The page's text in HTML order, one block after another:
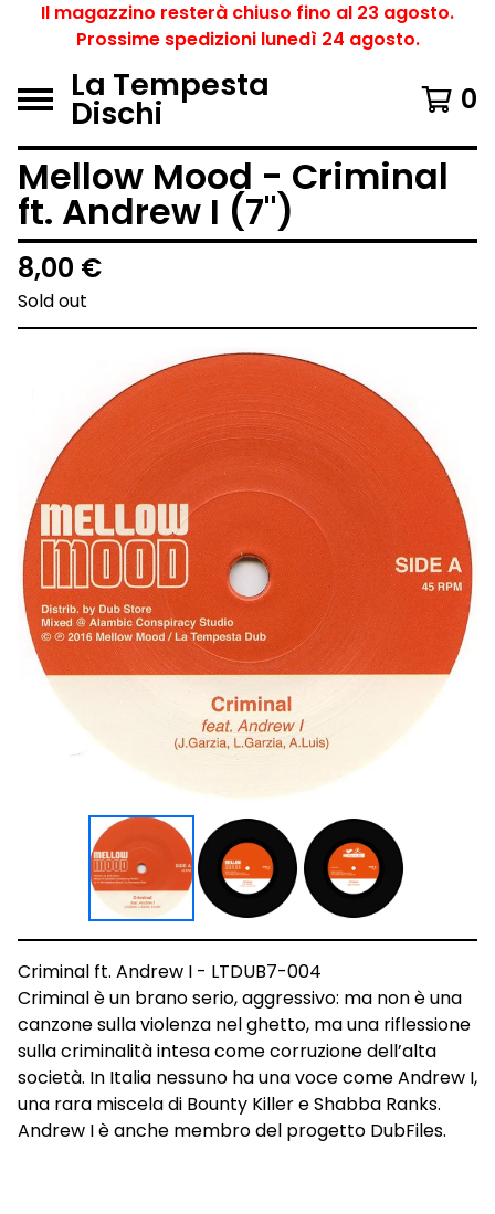
Il magazzino resterà chiuso fino al 23 agosto.
Prossime spedizioni lunedì 24 agosto.
La Tempesta
Dischi 0
Mellow Mood - Criminal
ft. Andrew I (7")
8,00 €
Sold out
Criminal ft. Andrew I - LTDUB7-004
Criminal è un brano serio, aggressivo: ma non è una
canzone sulla violenza nel ghetto, ma una riflessione
sulla criminalità intesa come corruzione dell’alta
società. In Italia nessuno ha una voce come Andrew I,
una rara miscela di Bounty Killer e Shabba Ranks.
Andrew I è anche membro del progetto DubFiles.